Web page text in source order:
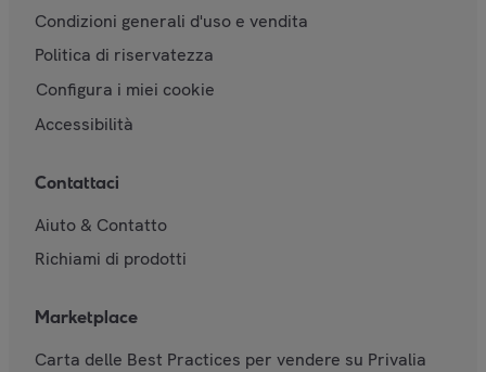
Condizioni generali d'uso e vendita
Politica di riservatezza
Configura i miei cookie
Accessibilità
Contattaci
Aiuto & Contatto
Richiami di prodotti
Marketplace
Carta delle Best Practices per vendere su Privalia